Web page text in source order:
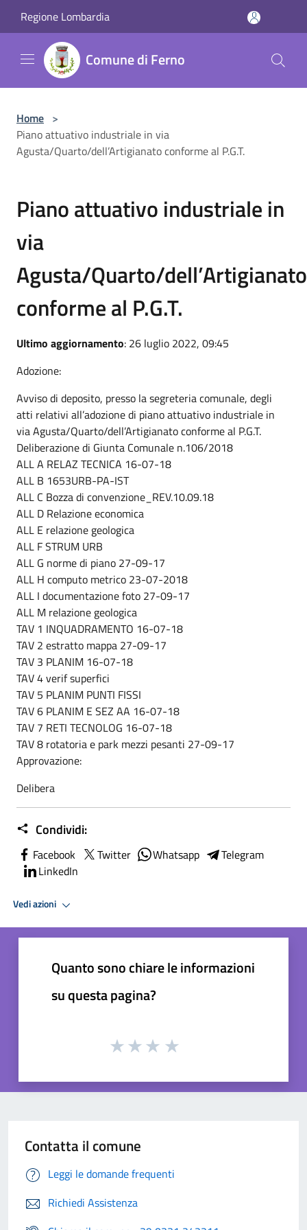
Regione Lombardia
Comune di Ferno
Home >
Piano attuativo industriale in via
Agusta/Quarto/dell’Artigianato conforme al P.G.T.
Piano attuativo industriale in
via
Agusta/Quarto/dell’Artigianato
conforme al P.G.T.
Ultimo aggiornamento: 26 luglio 2022, 09:45
Adozione:
Avviso di deposito, presso la segreteria comunale, degli
atti relativi all’adozione di piano attuativo industriale in
via Agusta/Quarto/dell’Artigianato conforme al P.G.T.
Deliberazione di Giunta Comunale n.106/2018
ALL A RELAZ TECNICA 16-07-18
ALL B 1653URB-PA-IST
ALL C Bozza di convenzione_REV.10.09.18
ALL D Relazione economica
ALL E relazione geologica
ALL F STRUM URB
ALL G norme di piano 27-09-17
ALL H computo metrico 23-07-2018
ALL I documentazione foto 27-09-17
ALL M relazione geologica
TAV 1 INQUADRAMENTO 16-07-18
TAV 2 estratto mappa 27-09-17
TAV 3 PLANIM 16-07-18
TAV 4 verif superfici
TAV 5 PLANIM PUNTI FISSI
TAV 6 PLANIM E SEZ AA 16-07-18
TAV 7 RETI TECNOLOG 16-07-18
TAV 8 rotatoria e park mezzi pesanti 27-09-17
Approvazione:
Delibera
Condividi:
Facebook Twitter Whatsapp
Telegram
LinkedIn
Vedi azioni
Quanto sono chiare le informazioni
su questa pagina?
Contatta il comune
Leggi le domande frequenti
Richiedi Assistenza